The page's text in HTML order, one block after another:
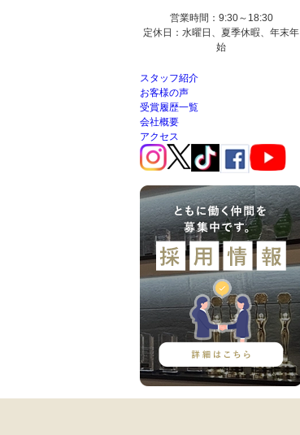
営業時間：9:30～18:30
定休日：水曜日、夏季休暇、年末年
始
スタッフ紹介
お客様の声
受賞履歴一覧
会社概要
アクセス